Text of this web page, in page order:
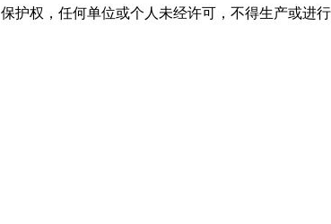
保护权，任何单位或个人未经许可，不得生产或进